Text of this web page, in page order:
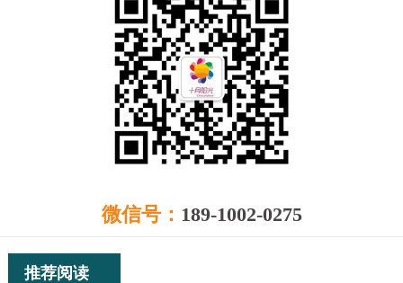
微信号： 189-1002-0275
推荐阅读